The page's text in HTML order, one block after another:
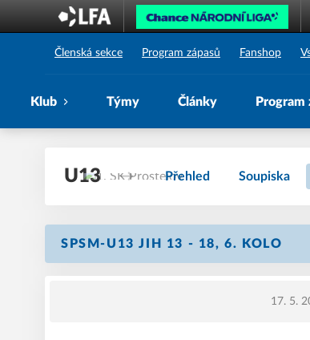
Členská sekce Program zápasů Fanshop
Klub Týmy Články Program
U13 Přehled Soupiska
SPSM-U13 JIH 13 - 18, 6. KOLO
17. 5.